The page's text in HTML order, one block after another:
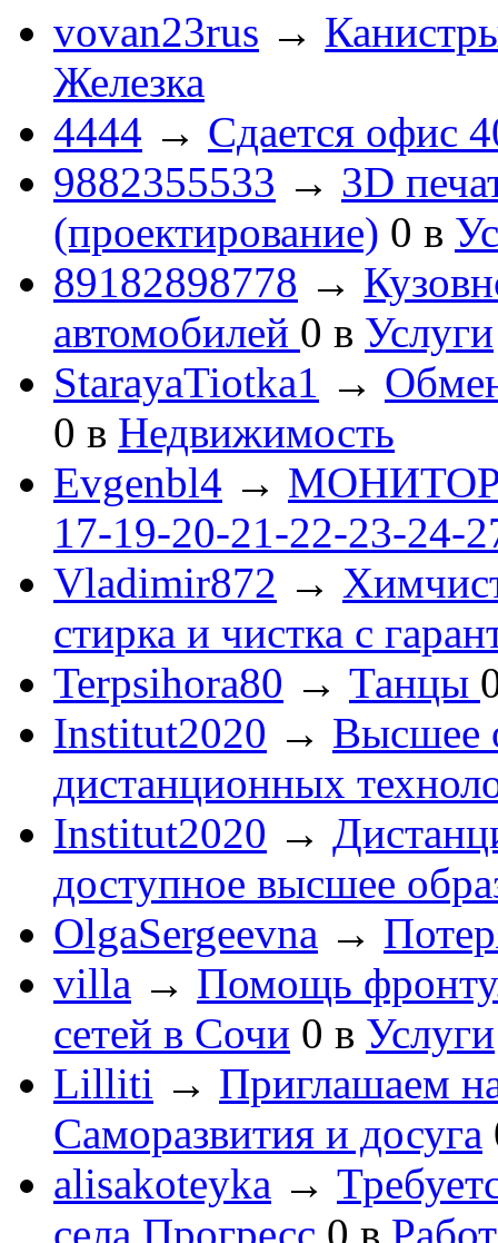
vovan23rus →
Железка
4444 → Сдается офис
9882355533 → 3D
(проектирование) 0 в
89182898778 →
автомобилей 0 в Услуги
StarayaTiotka1 →
0 в Недвижимость
Evgenbl4 → МОНИТОРЫ
17-19-20-21-22-23-24-
Vladimir872 →
стирка и чистка с
Terpsihora80 → Танцы
Institut2020 → Высшее
дистанционных
Institut2020 →
доступное высшее
OlgaSergeevna →
villa → Помощь
сетей в Сочи 0 в Услуги
Lilliti → Приглашаем
Саморазвития и досуга
alisakoteyka →